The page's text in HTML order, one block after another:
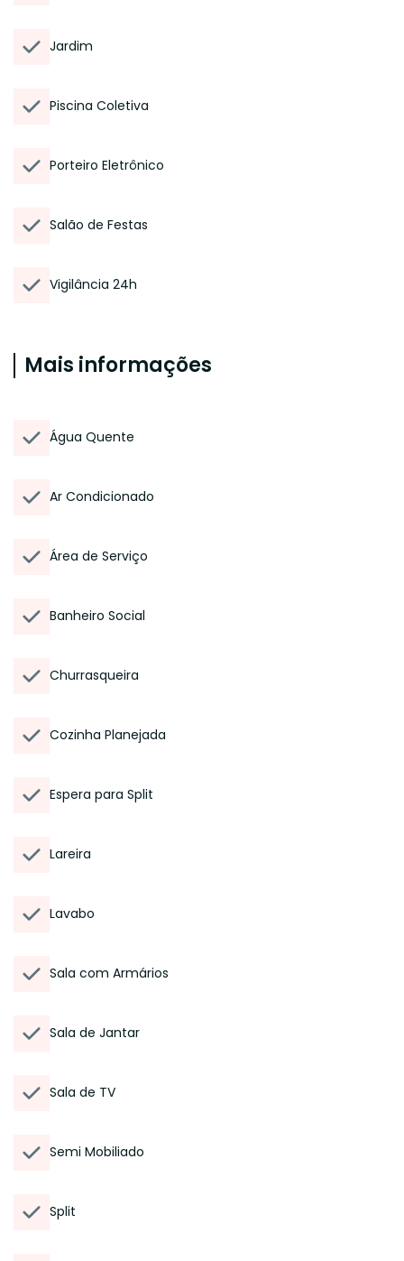
Jardim
Piscina Coletiva
Porteiro Eletrônico
Salão de Festas
Vigilância 24h
Mais informações
Água Quente
Ar Condicionado
Área de Serviço
Banheiro Social
Churrasqueira
Cozinha Planejada
Espera para Split
Lareira
Lavabo
Sala com Armários
Sala de Jantar
Sala de TV
Semi Mobiliado
Split